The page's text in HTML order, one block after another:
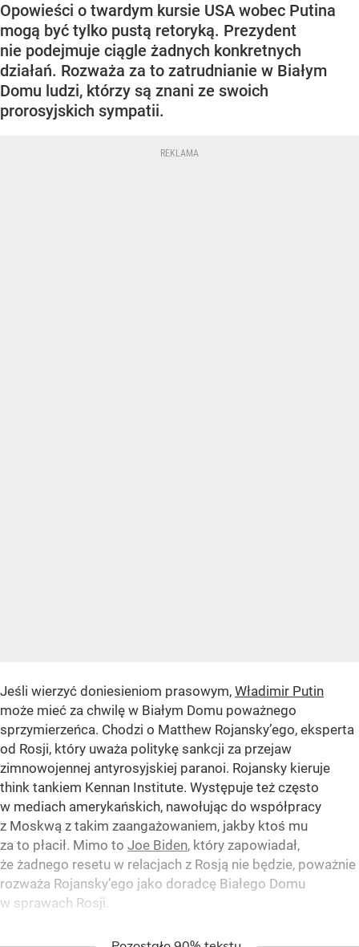
Opowieści o twardym kursie USA wobec Putina
mogą być tylko pustą retoryką. Prezydent
nie podejmuje ciągle żadnych konkretnych
działań. Rozważa za to zatrudnianie w Białym
Domu ludzi, którzy są znani ze swoich
prorosyjskich sympatii.
Jeśli wierzyć doniesieniom prasowym, Władimir Putin
może mieć za chwilę w Białym Domu poważnego
sprzymierzeńca. Chodzi o Matthew Rojansky’ego, eksperta
od Rosji, który uważa politykę sankcji za przejaw
zimnowojennej antyrosyjskiej paranoi. Rojansky kieruje
think tankiem Kennan Institute. Występuje też często
w mediach amerykańskich, nawołując do współpracy
z Moskwą z takim zaangażowaniem, jakby ktoś mu
za to płacił. Mimo to Joe Biden, który zapowiadał,
że żadnego resetu w relacjach z Rosją nie będzie, poważnie
rozważa Rojansky’ego jako doradcę Białego Domu
w sprawach Rosji.